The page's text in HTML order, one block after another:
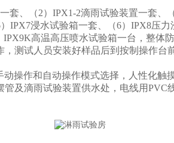
套、（2）IPX1-2滴雨试验装置一套、
IPX7浸水试验箱一套、（6）IPX8压
高温高压喷水试验箱一台，整体
测试人员安装好样品后到按制操作台
操作和自动操作模式选择，人性化触
及滴雨试验装置供水处，电线用PVC